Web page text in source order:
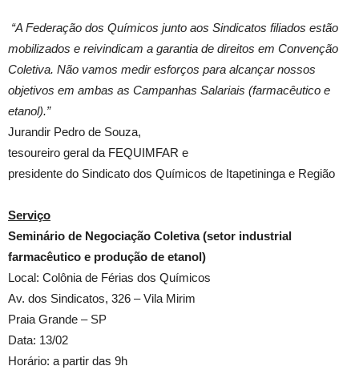
“A Federação dos Químicos junto aos Sindicatos filiados estão
mobilizados e reivindicam a garantia de direitos em Convenção
Coletiva. Não vamos medir esforços para alcançar nossos
objetivos em ambas as Campanhas Salariais (farmacêutico e
etanol).”
Jurandir Pedro de Souza,
tesoureiro geral da FEQUIMFAR e
presidente do Sindicato dos Químicos de Itapetininga e Região
Serviço
Seminário de Negociação Coletiva (setor industrial
farmacêutico e produção de etanol)
Local: Colônia de Férias dos Químicos
Av. dos Sindicatos, 326 – Vila Mirim
Praia Grande – SP
Data: 13/02
Horário: a partir das 9h